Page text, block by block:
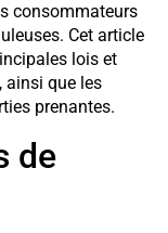
consommateurs
Cet article
lois et
ainsi que les
prenantes.
de